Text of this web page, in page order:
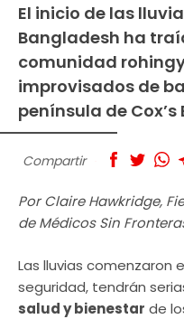
El inicio de las
Bangladesh ha
comunidad
improvisados de
península de Cox’s
Compartir
Por Claire Hawkridge,
de Médicos Sin
Las lluvias comenzaron
seguridad, tendrán
salud y bienestar de